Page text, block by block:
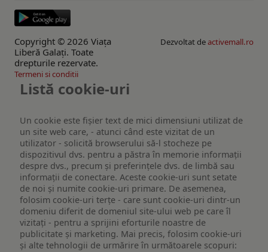
Copyright © 2026 Viaţa
Liberă Galaţi. Toate
drepturile rezervate.
Dezvoltat deactivemall.ro
Termeni si conditii
Listă cookie-uri
Un cookie este fişier text de mici dimensiuni utilizat de
un site web care, - atunci când este vizitat de un
utilizator - solicită browserului să-l stocheze pe
dispozitivul dvs. pentru a păstra în memorie informații
despre dvs., precum și preferințele dvs. de limbă sau
informații de conectare. Aceste cookie-uri sunt setate
de noi și numite cookie-uri primare. De asemenea,
folosim cookie-uri terțe - care sunt cookie-uri dintr-un
domeniu diferit de domeniul site-ului web pe care îl
vizitați - pentru a sprijini eforturile noastre de
publicitate și marketing. Mai precis, folosim cookie-uri
și alte tehnologii de urmărire în următoarele scopuri: